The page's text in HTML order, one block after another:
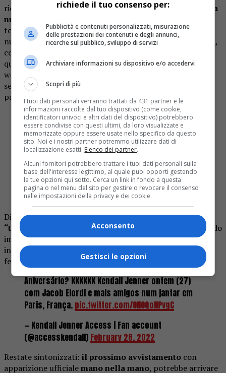
riescono a catturare l’attenzione comel’emergere di una
nuova coppia
tocca aKendall JennereJacob Elordi, che secondo
numerose fonti starebbero frequentandosi da diversi mesi,
con un legame che è passato dal semplice “conoscersi” a
qualcosa di più romantico.Le prime voci sono esplose nel
weekend di
settimana del festival, i due sono stati avvistati insieme al
party dopo il concerto di Justin Bieber.
Kylie Jenner, Kendall Jenner, Timotheé Chalamet,
Hailey Bieber, Jacob Elordi e amigos após o show
de Justin Bieber no segundo dia do#Coachella
em Indio, Califórnia. (11/04)
pic.twitter.com/RsGaVKYD5V
— Access Kardashian (@accesskardash)April 18,
2026
Diverse fonti, hanno riferito che Kendall e Jacoberano
“tutti l’uno sull’altra” e si stavano baciando
, scatenando
immediatamente i rumors. Ma non si è trattato di un
incontro casuale: i due, infatti, si frequentano già da
febbraio 2026, quindi da circa due mesi.
Aniversário? KKKKKK Kendall Jenner ontem (27)
com Jacob Elordi e mais amigos num jantar em
Paris, França. pic.twitter.com/ONOQoNPvgC
— Kendall Jenner Access | Fan account
(@accesskendall) February 28, 2022
Restate sintonizzati: il prossimo avvistamento con
apparizione ufficialemano nella mano, potrebbe arrivare
richiede il tuo consenso per:
Pubblicità e contenuti personalizzati, misurazione
delle prestazioni dei contenuti e degli annunci,
ricerche sul pubblico, sviluppo di servizi
Archiviare informazioni su dispositivo e/o accedervi
Scopri di più
I tuoi dati personali verranno trattati da 431 partner e le
informazioni raccolte dal tuo dispositivo (come cookie,
identificatori univoci e altri dati del dispositivo) potrebbero
essere condivise con questi ultimi, da loro visualizzate e
memorizzate oppure essere usate nello specifico da questo
sito. Noi e i nostri partner potremmo utilizzare dati di
localizzazione esatti. Elenco dei partner.
Alcuni fornitori potrebbero trattare i tuoi dati personali sulla
base dell'interesse legittimo, al quale puoi opporti gestendo
le tue opzioni qui sotto. Cerca un link in fondo a questa
pagina o nel menu del sito per gestire o revocare il consenso
nelle impostazioni della privacy e dei cookie.
Acconsento
Gestisci le opzioni